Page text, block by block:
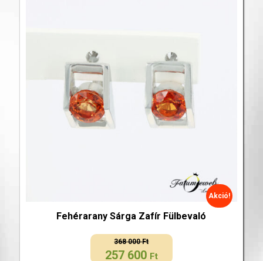
Fehérarany Sárga Zafír Fülbevaló
368 000Ft
Original
257 600 Ft
Current
Akció!